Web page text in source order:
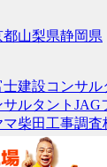
都山梨県静岡県
建設コンサル
ルタント JAG
マ柴田工事調査